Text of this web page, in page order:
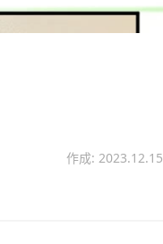
作成: 2023.12.15